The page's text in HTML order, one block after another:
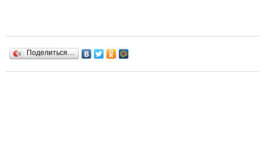
Поделиться…